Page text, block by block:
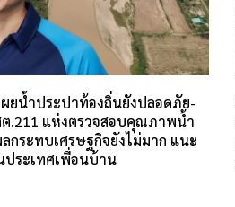
ผยน้ำประปาท้องถิ่นยังปลอดภัย-
ต.211 แห่งตรวจสอบคุณภาพน้ำ
กระทบเศรษฐกิจยังไม่มาก แนะ
ประเทศเพื่อนบ้าน